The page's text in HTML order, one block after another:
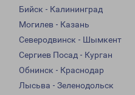
Бийск - Калининград
Могилев - Казань
Северодвинск - Шымкент
Сергиев Посад - Курган
Обнинск - Краснодар
Лысьва - Зеленодольск